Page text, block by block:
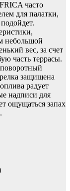
часто
для палатки,
небольшой
вес, за счет
часть террасы.
защищена
радует
надписи для
ощущаться запах